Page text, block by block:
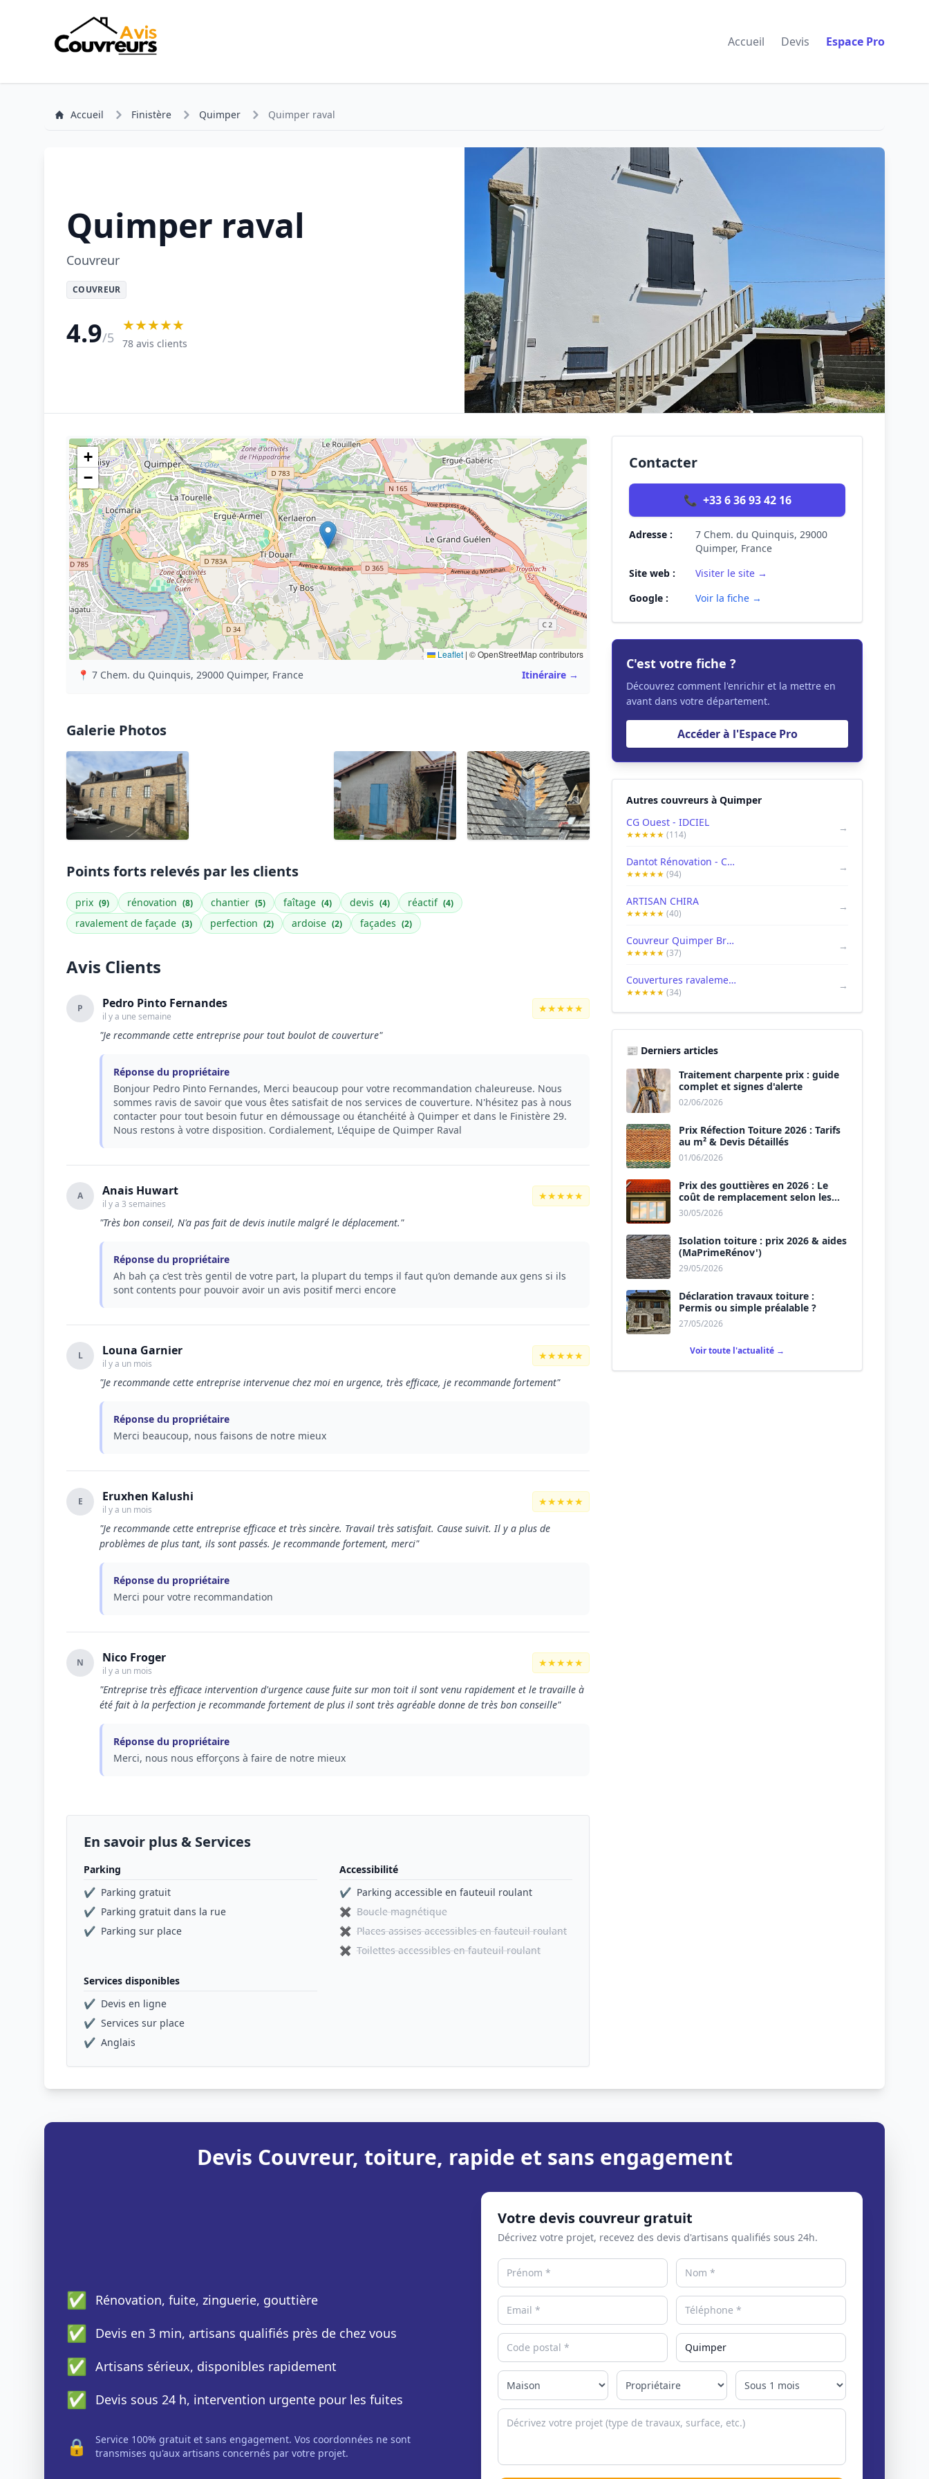
Accueil Devis Espace Pro
Accueil Finistère Quimper Quimper raval
Quimper raval
Couvreur
COUVREUR
4.9/5
★★★★★
78 avis clients
+
−
Leaflet | © OpenStreetMap contributors
📍 7 Chem. du Quinquis, 29000 Quimper, France Itinéraire →
Galerie Photos
Points forts relevés par les clients
prix (9) rénovation (8) chantier (5) faîtage (4) devis (4) réactif (4)
ravalement de façade (3) perfection (2) ardoise (2) façades (2)
Avis Clients
P Pedro Pinto Fernandes
il y a une semaine
★★★★★
"Je recommande cette entreprise pour tout boulot de couverture"
Réponse du propriétaire
Bonjour Pedro Pinto Fernandes, Merci beaucoup pour votre recommandation chaleureuse. Nous
sommes ravis de savoir que vous êtes satisfait de nos services de couverture. N'hésitez pas à nous
contacter pour tout besoin futur en démoussage ou étanchéité à Quimper et dans le Finistère 29.
Nous restons à votre disposition. Cordialement, L'équipe de Quimper Raval
A Anais Huwart
il y a 3 semaines
★★★★★
"Très bon conseil, N'a pas fait de devis inutile malgré le déplacement."
Réponse du propriétaire
Ah bah ça c’est très gentil de votre part, la plupart du temps il faut qu’on demande aux gens si ils
sont contents pour pouvoir avoir un avis positif merci encore
L Louna Garnier
il y a un mois
★★★★★
"Je recommande cette entreprise intervenue chez moi en urgence, très efficace, je recommande fortement"
Réponse du propriétaire
Merci beaucoup, nous faisons de notre mieux
E Eruxhen Kalushi
il y a un mois
★★★★★
"Je recommande cette entreprise efficace et très sincère. Travail très satisfait. Cause suivit. Il y a plus de
problèmes de plus tant, ils sont passés. Je recommande fortement, merci"
Réponse du propriétaire
Merci pour votre recommandation
N Nico Froger
il y a un mois
★★★★★
"Entreprise très efficace intervention d'urgence cause fuite sur mon toit il sont venu rapidement et le travaille à
été fait à la perfection je recommande fortement de plus il sont très agréable donne de très bon conseille"
Réponse du propriétaire
Merci, nous nous efforçons à faire de notre mieux
En savoir plus & Services
Parking
✔ Parking gratuit
✔ Parking gratuit dans la rue
✔ Parking sur place
Accessibilité
✔ Parking accessible en fauteuil roulant
✖ Boucle magnétique
✖ Places assises accessibles en fauteuil roulant
✖ Toilettes accessibles en fauteuil roulant
Services disponibles
✔ Devis en ligne
✔ Services sur place
✔ Anglais
Contacter
📞 +33 6 36 93 42 16
Adresse :
7 Chem. du Quinquis, 29000
Quimper, France
Site web :
Visiter le site →
Google :
Voir la fiche →
C'est votre fiche ?
Découvrez comment l'enrichir et la mettre en
avant dans votre département.
Accéder à l'Espace Pro
Autres couvreurs à Quimper
CG Ouest - IDCIEL
★★★★★(114)
→
Dantot Rénovation - Couvreur Quimper
★★★★★(94)
→
ARTISAN CHIRA
★★★★★(40)
→
Couvreur Quimper Bruno 29
★★★★★(37)
→
Couvertures ravalement 29
★★★★★(34)
→
📰 Derniers articles
Traitement charpente prix : guide
complet et signes d'alerte
02/06/2026
Prix Réfection Toiture 2026 : Tarifs
au m² & Devis Détaillés
01/06/2026
Prix des gouttières en 2026 : Le
coût de remplacement selon les
matériaux
30/05/2026
Isolation toiture : prix 2026 & aides
(MaPrimeRénov')
29/05/2026
Déclaration travaux toiture :
Permis ou simple préalable ?
27/05/2026
Voir toute l'actualité →
Devis Couvreur, toiture, rapide et sans engagement
✅ Rénovation, fuite, zinguerie, gouttière
✅ Devis en 3 min, artisans qualifiés près de chez vous
✅ Artisans sérieux, disponibles rapidement
✅ Devis sous 24 h, intervention urgente pour les fuites
🔒
Service 100% gratuit et sans engagement. Vos coordonnées ne sont
transmises qu'aux artisans concernés par votre projet.
Votre devis couvreur gratuit
Décrivez votre projet, recevez des devis d'artisans qualifiés sous 24h.